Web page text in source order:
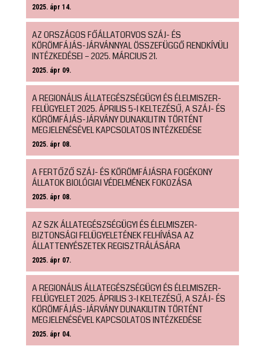
2025. ápr 14.
AZ ORSZÁGOS FŐÁLLATORVOS SZÁJ- ÉS
KÖRÖMFÁJÁS-JÁRVÁNNYAL ÖSSZEFÜGGŐ RENDKÍVÜLI
INTÉZKEDÉSEI – 2025. MÁRCIUS 21.
2025. ápr 09.
A REGIONÁLIS ÁLLATEGÉSZSÉGÜGYI ÉS ÉLELMISZER-
FELÜGYELET 2025. ÁPRILIS 5-I KELTEZÉSŰ, A SZÁJ- ÉS
KÖRÖMFÁJÁS-JÁRVÁNY DUNAKILITIN TÖRTÉNT
MEGJELENÉSÉVEL KAPCSOLATOS INTÉZKEDÉSE
2025. ápr 08.
A FERTŐZŐ SZÁJ- ÉS KÖRÖMFÁJÁSRA FOGÉKONY
ÁLLATOK BIOLÓGIAI VÉDELMÉNEK FOKOZÁSA
2025. ápr 08.
AZ SZK ÁLLATEGÉSZSÉGÜGYI ÉS ÉLELMISZER-
BIZTONSÁGI FELÜGYELETÉNEK FELHÍVÁSA AZ
ÁLLATTENYÉSZETEK REGISZTRÁLÁSÁRA
2025. ápr 07.
A REGIONÁLIS ÁLLATEGÉSZSÉGÜGYI ÉS ÉLELMISZER-
FELÜGYELET 2025. ÁPRILIS 3-I KELTEZÉSŰ, A SZÁJ- ÉS
KÖRÖMFÁJÁS-JÁRVÁNY DUNAKILITIN TÖRTÉNT
MEGJELENÉSÉVEL KAPCSOLATOS INTÉZKEDÉSE
2025. ápr 04.